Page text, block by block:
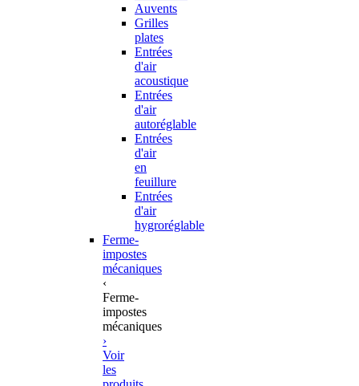
Auvents
Grilles
plates
Entrées
d'air
acoustique
Entrées
d'air
autoréglable
Entrées
d'air
en
feuillure
Entrées
d'air
hygroréglable
Ferme-
impostes
mécaniques
‹
Ferme-
impostes
mécaniques
›
Voir
les